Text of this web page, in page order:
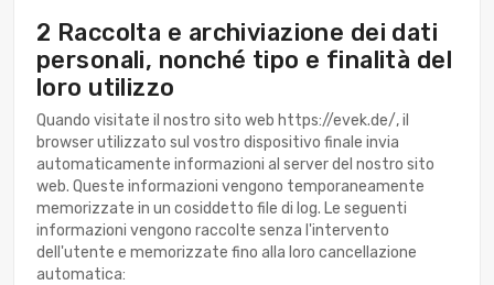
2 Raccolta e archiviazione dei dati
personali, nonché tipo e finalità del
loro utilizzo
Quando visitate il nostro sito web https://evek.de/, il
browser utilizzato sul vostro dispositivo finale invia
automaticamente informazioni al server del nostro sito
web. Queste informazioni vengono temporaneamente
memorizzate in un cosiddetto file di log. Le seguenti
informazioni vengono raccolte senza l'intervento
dell'utente e memorizzate fino alla loro cancellazione
automatica: